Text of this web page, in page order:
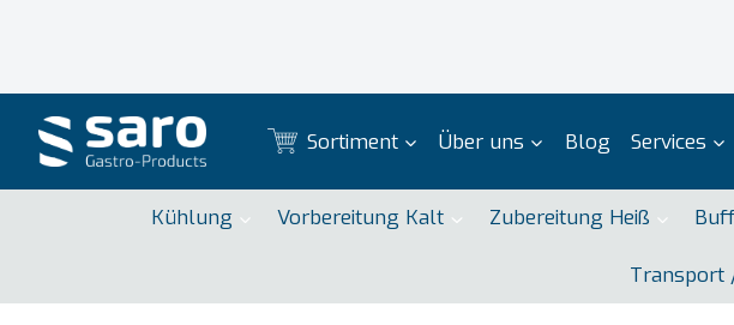
Sortiment Über uns Blog Services
Kühlung Vorbereitung Kalt Zubereitung Heiß
Transport